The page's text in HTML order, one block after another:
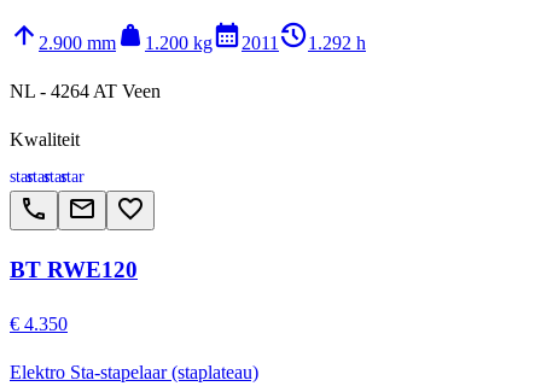
arrow_upward 2.900 mm weight 1.200 kgcalendar_month2011 history_21.292 h
NL - 4264 AT Veen
Kwaliteit
starstarstarstar
call email favorite_border
BT RWE120
€ 4.350
Elektro Sta-stapelaar (staplateau)